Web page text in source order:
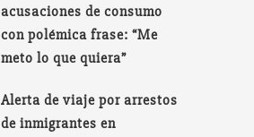
acusaciones de consumo
con polémica frase: “Me
meto lo que quiera”
Alerta de viaje por arrestos
de inmigrantes en